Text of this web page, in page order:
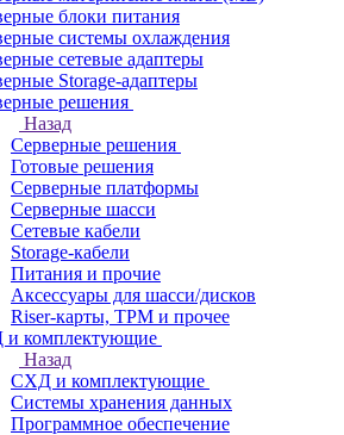
блоки питания
системы охлаждения
сетевые адаптеры
Storage-адаптеры
решения
Назад
Серверные решения
Готовые решения
Серверные платформы
Серверные шасси
Сетевые кабели
Storage-кабели
Питания и прочие
Аксессуары для шасси/дисков
Riser-карты, TPM и прочее
комплектующие
Назад
СХД и комплектующие
Системы хранения данных
Программное обеспечение